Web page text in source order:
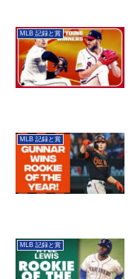
MLB 記録と賞
MLB 記録と賞
MLB 記録と賞